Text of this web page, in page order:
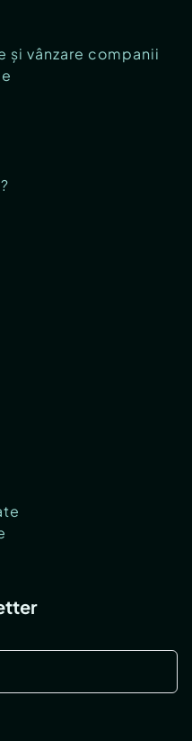
și vânzare companii